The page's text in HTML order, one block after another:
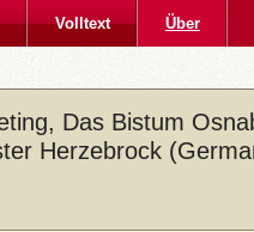
Volltext Über
Das Bistum
Herzebrock